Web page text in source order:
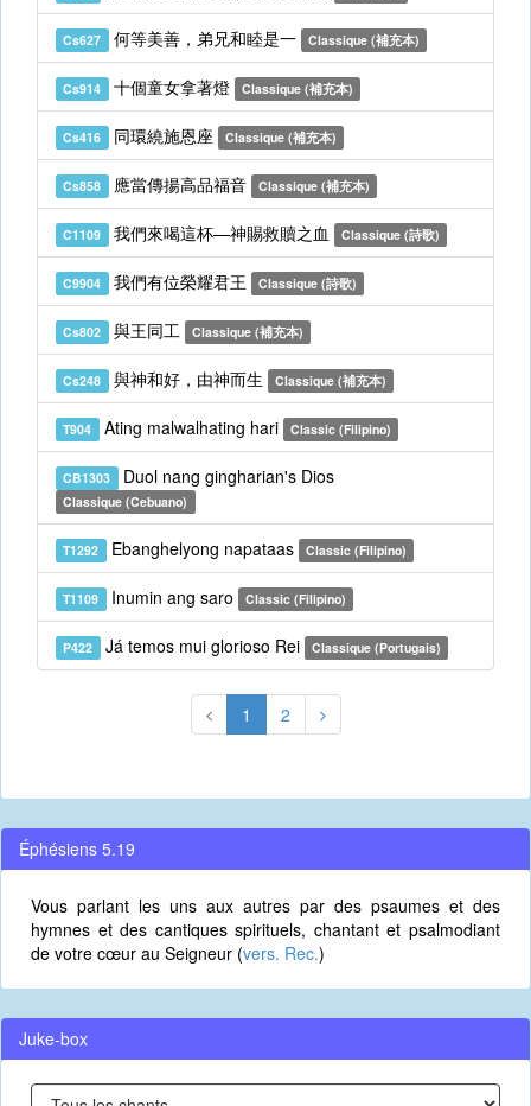
Cs627 何等美善，弟兄和睦是一 Classique (補充本)
Cs914 十個童女拿著燈 Classique (補充本)
Cs416 同環繞施恩座 Classique (補充本)
Cs858 應當傳揚高品福音 Classique (補充本)
C1109 我們來喝這杯—神賜救贖之血 Classique (詩歌)
C9904 我們有位榮耀君王 Classique (詩歌)
Cs802 與王同工 Classique (補充本)
Cs248 與神和好，由神而生 Classique (補充本)
T904 Ating malwalhating hari Classic (Filipino)
CB1303 Duol nang gingharian's Dios
Classique (Cebuano)
T1292 Ebanghelyong napataas Classic (Filipino)
T1109 Inumin ang saro Classic (Filipino)
P422 Já temos mui glorioso Rei Classique (Portugais)
1 2
Éphésiens 5.19
Vous parlant les uns aux autres par des psaumes et des
hymnes et des cantiques spirituels, chantant et psalmodiant
de votre cœur au Seigneur (vers. Rec.)
Juke-box